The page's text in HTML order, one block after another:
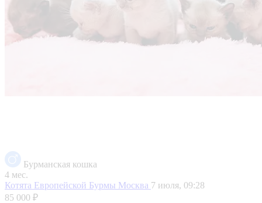
Бурманская кошка
4 мес.
Котята Европейской Бурмы Москва 7 июля, 09:28
85 000 ₽